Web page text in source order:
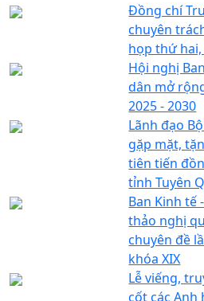
Đồng chí
chuyên
họp thứ hai,
Hội nghị
dân mở
2025 - 2030
Lãnh đạo
gặp mặt,
tiên tiến
tỉnh Tuyên
Ban Kinh tế
thảo nghị
chuyên đề
khóa XIX
Lễ viếng,
cốt các Anh